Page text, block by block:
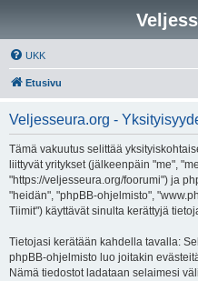
UKK
Etusivu
Veljesseura.org -
Tämä vakuutus selittää
liittyvät yritykset (jälkeenpäin "me",
"https://veljesseura.org/foorumi") ja
"heidän", "phpBB-ohjelmisto",
Tiimit") käyttävät sinulta kerättyjä
Tietojasi kerätään kahdella tavalla:
phpBB-ohjelmisto luo joitakin
Nämä tiedostot ladataan selaimesi